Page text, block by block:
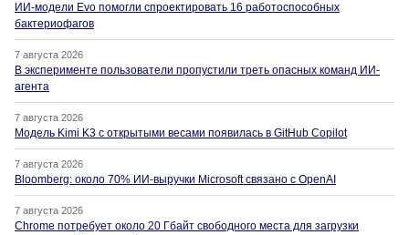
ИИ-модели Evo помогли спроектировать 16 работоспособных
бактериофагов
7 августа 2026
В эксперименте пользователи пропустили треть опасных команд ИИ-
агента
7 августа 2026
Модель Kimi K3 с открытыми весами появилась в GitHub Copilot
7 августа 2026
Bloomberg: около 70% ИИ-выручки Microsoft связано с OpenAI
7 августа 2026
Chrome потребует около 20 Гбайт свободного места для загрузки